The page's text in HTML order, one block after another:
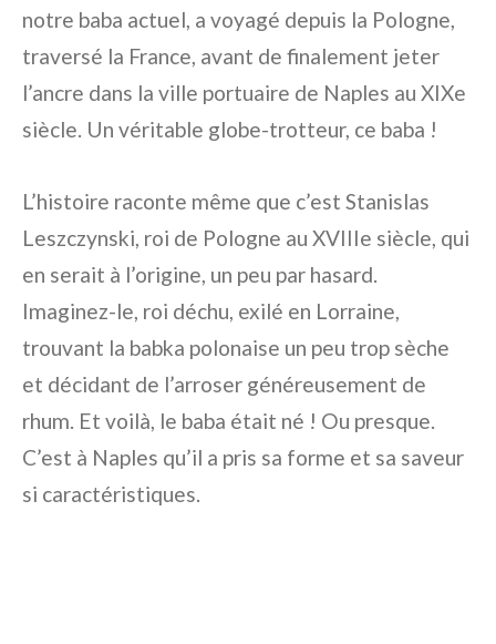
notre baba actuel, a voyagé depuis la Pologne,
traversé la France, avant de finalement jeter
l’ancre dans la ville portuaire de Naples au XIXe
siècle. Un véritable globe-trotteur, ce baba !
L’histoire raconte même que c’est Stanislas
Leszczynski, roi de Pologne au XVIIIe siècle, qui
en serait à l’origine, un peu par hasard.
Imaginez-le, roi déchu, exilé en Lorraine,
trouvant la babka polonaise un peu trop sèche
et décidant de l’arroser généreusement de
rhum. Et voilà, le baba était né ! Ou presque.
C’est à Naples qu’il a pris sa forme et sa saveur
si caractéristiques.